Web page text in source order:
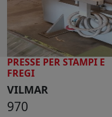
Fotocellule di
Centralina
Potenza
Quadro
regolazione
apertura piano
temperatura
PRESSE PER STAMPI E
FREGI
VILMAR
970